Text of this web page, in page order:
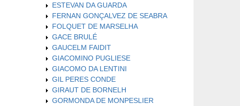
ESTEVAN DA GUARDA
FERNAN GONÇALVEZ DE SEABRA
FOLQUET DE MARSELHA
GACE BRULÉ
GAUCELM FAIDIT
GIACOMINO PUGLIESE
GIACOMO DA LENTINI
GIL PERES CONDE
GIRAUT DE BORNELH
GORMONDA DE MONPESLIER